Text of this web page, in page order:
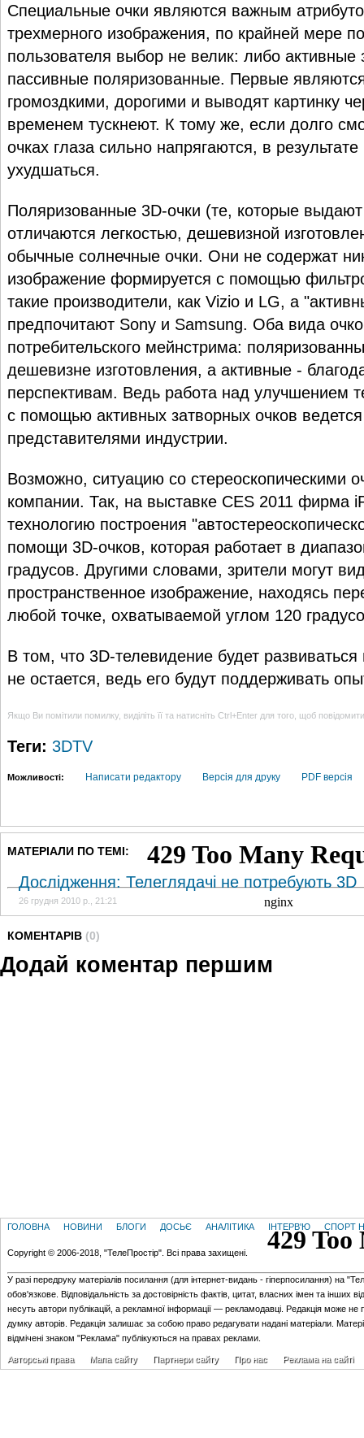
Специальные очки являются важным
трехмерного изображения, по крайней мере
пользователя выбор не велик: либо активные
пассивные поляризованные. Первые
громоздкими, дорогими и выводят картинку
временем тускнеют. К тому же, если долго
очках глаза сильно напрягаются, в
ухудшаться.
Поляризованные 3D-очки (те, которые выдают
отличаются легкостью, дешевизной
обычные солнечные очки. Они не содержат
изображение формируется с помощью
такие производители, как Vizio и LG, а
предпочитают Sony и Samsung. Оба вида
потребительского мейнстрима:
дешевизне изготовления, а активные -
перспективам. Ведь работа над улучшением
с помощью активных затворных очков
представителями индустрии.
Возможно, ситуацию со стереоскопическими
компании. Так, на выставке CES 2011 фирма
технологию построения
помощи 3D-очков, которая работает в
градусов. Другими словами, зрители могут
пространственное изображение, находясь
любой точке, охватываемой углом 120
В том, что 3D-телевидение будет
не остается, ведь его будут поддерживать
Якщо Ви помітили помилку, виділіть її та натисніть Ctrl+Enter для того, щоб
Теги: 3DTV
Можливості: Написати редактору Версія для друку PDF версія
МАТЕРІАЛИ ПО ТЕМІ:
Дослідження: Телеглядачі не потребують 3D
26 грудня 2010 р., 21:21
КОМЕНТАРІВ (0)
Додай коментар першим
ГОЛОВНА НОВИНИ БЛОГИ ДОСЬЄ АНАЛІТИКА ІНТЕРВ'Ю СПОРТ
Copyright © 2006-2018, "ТелеПростір". Всі права захищені.
У разі передруку матеріалів посилання (для iнтернет-видань - гiперпосилання) на
обов'язкове. Відповідальність за достовірність фактів, цитат, власних імен та інших
несуть автори публікацій, а рекламної інформації — рекламодавці. Редакція може не
думку авторів. Редакція залишає за собою право редагувати надані матеріали.
відмічені знаком "Реклама" публікуються на правах реклами.
Авторські права Мапа сайту Партнери сайту Про нас Реклама на сайті